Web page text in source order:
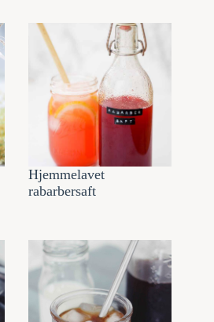
Hjemmelavet
rabarbersaft